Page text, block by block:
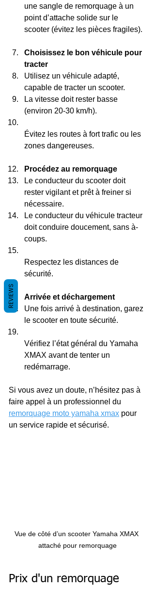
une sangle de remorquage à un
point d’attache solide sur le
scooter (évitez les pièces fragiles).
Choisissez le bon véhicule pour
tracter
Utilisez un véhicule adapté,
capable de tracter un scooter.
La vitesse doit rester basse
(environ 20-30 km/h).
Évitez les routes à fort trafic ou les
zones dangereuses.
Procédez au remorquage
Le conducteur du scooter doit
rester vigilant et prêt à freiner si
nécessaire.
Le conducteur du véhicule tracteur
doit conduire doucement, sans à-
coups.
Respectez les distances de
sécurité.
Arrivée et déchargement
Une fois arrivé à destination, garez
le scooter en toute sécurité.
Vérifiez l’état général du Yamaha
XMAX avant de tenter un
redémarrage.
Si vous avez un doute, n’hésitez pas à
faire appel à un professionnel du
remorquage moto yamaha xmax pour
un service rapide et sécurisé.
Vue de côté d’un scooter Yamaha XMAX
attaché pour remorquage
Prix d'un remorquage
REVIEWS